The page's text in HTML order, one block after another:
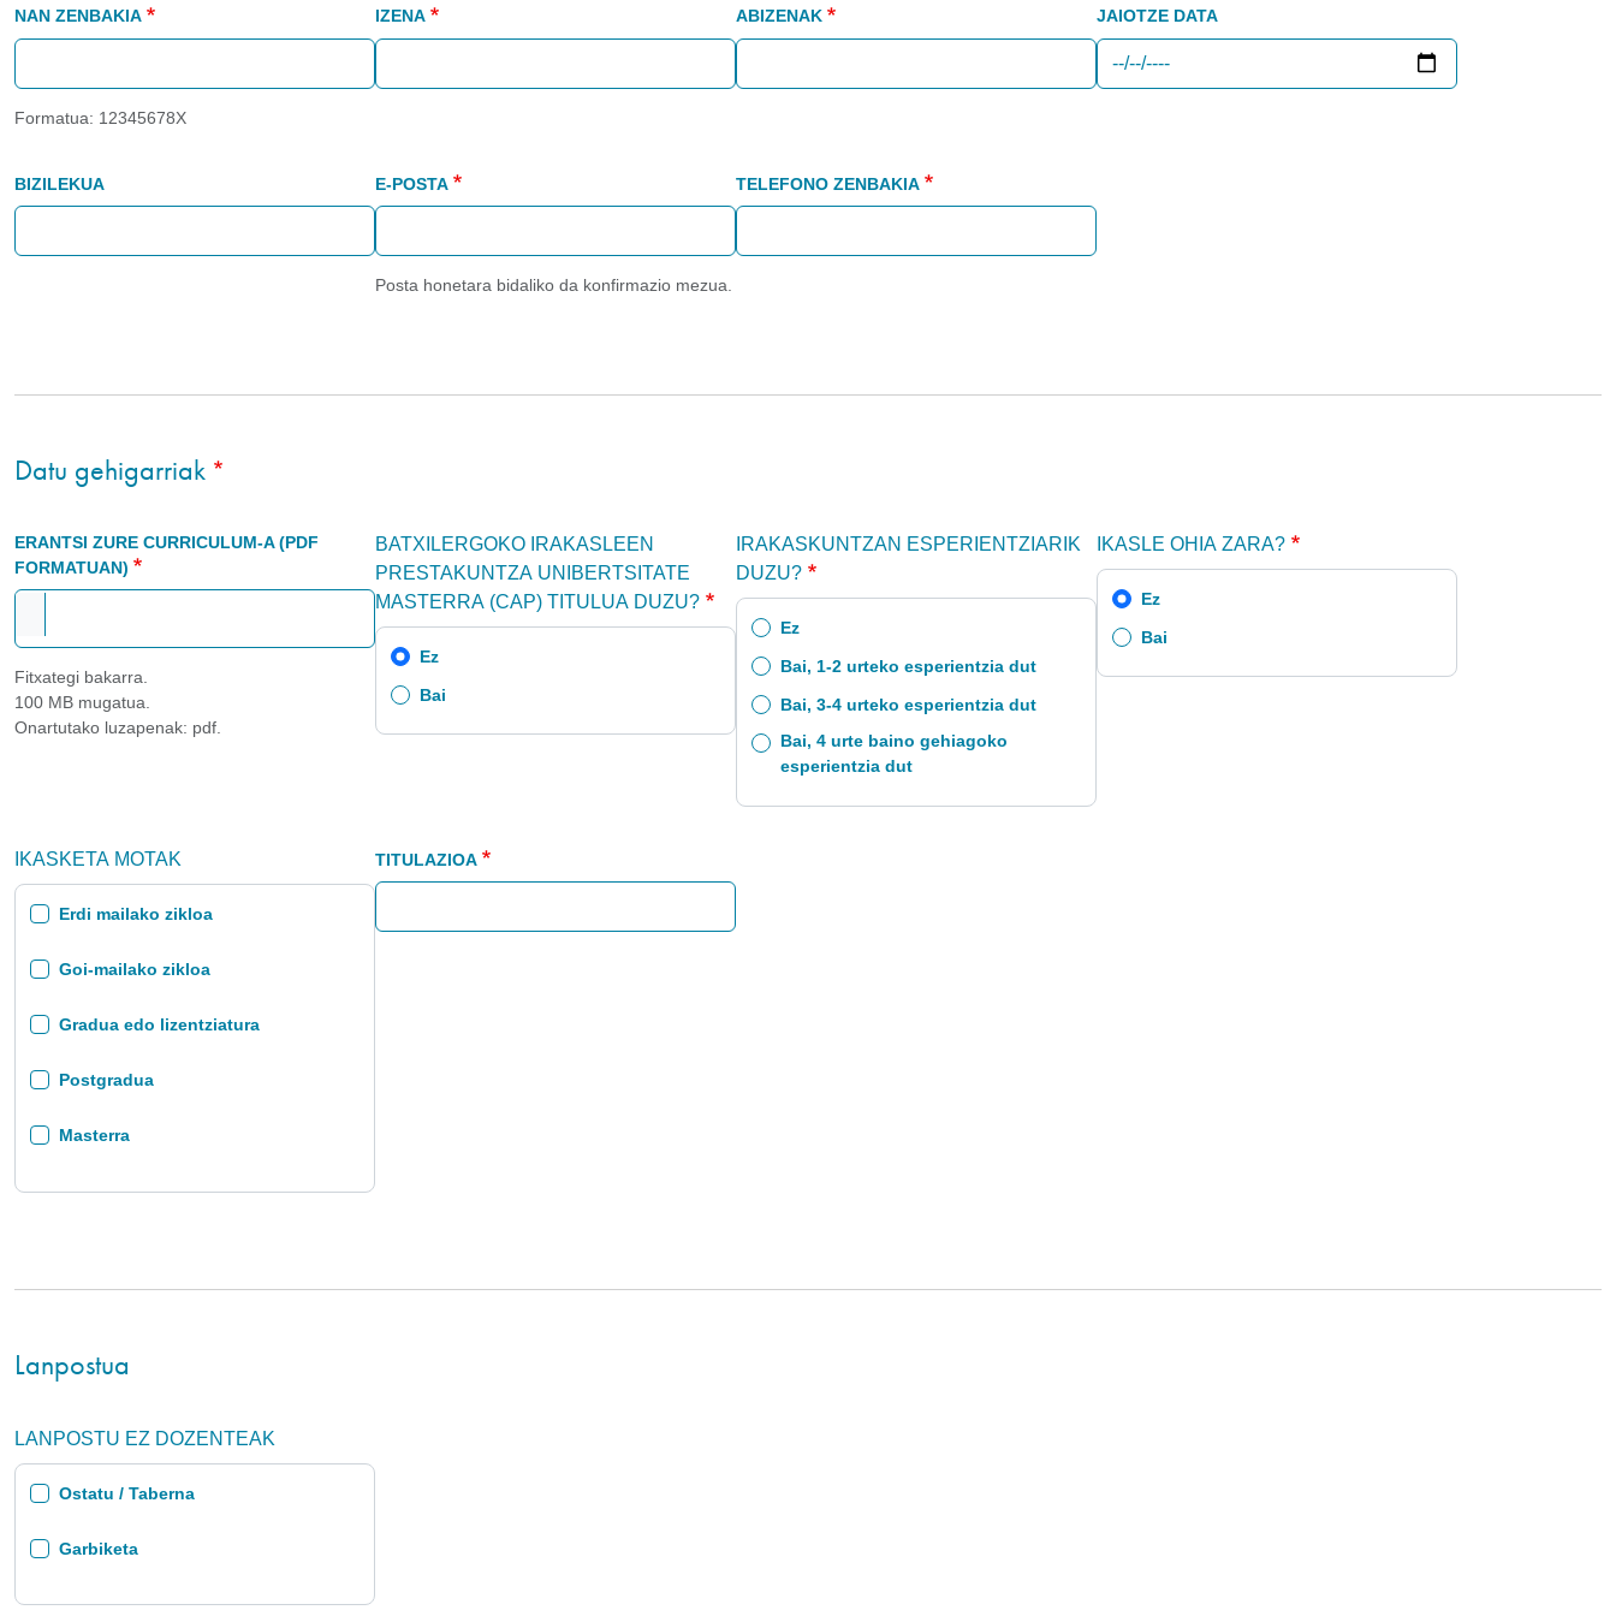
NAN ZENBAKIA
Formatua: 12345678X
IZENA ABIZENAK
JAIOTZE DATA
DATA
BIZILEKUA E-POSTA
Posta honetara bidaliko da konfirmazio mezua.
TELEFONO ZENBAKIA
Datu gehigarriak
ERANTSI ZURE CURRICULUM-A (PDF
FORMATUAN)
Fitxategi bakarra.
100 MB mugatua.
Onartutako luzapenak: pdf.
BATXILERGOKO IRAKASLEEN
PRESTAKUNTZA UNIBERTSITATE
MASTERRA (CAP) TITULUA DUZU?
Ez
Bai
IRAKASKUNTZAN ESPERIENTZIARIK
DUZU?
Ez
Bai, 1-2 urteko esperientzia dut
Bai, 3-4 urteko esperientzia dut
Bai, 4 urte baino gehiagoko
esperientzia dut
IKASLE OHIA ZARA?
Ez
Bai
IKASKETA MOTAK
Erdi mailako zikloa
Goi-mailako zikloa
Gradua edo lizentziatura
Postgradua
Masterra
TITULAZIOA
Lanpostua
LANPOSTU EZ DOZENTEAK
Ostatu / Taberna
Garbiketa